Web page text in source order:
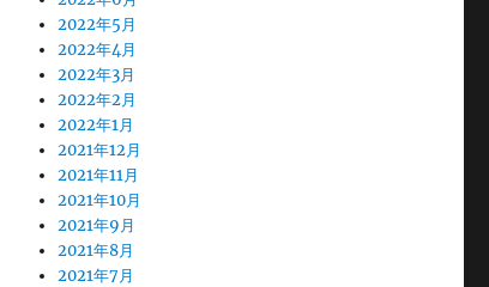
2022年5月
2022年4月
2022年3月
2022年2月
2022年1月
2021年12月
2021年11月
2021年10月
2021年9月
2021年8月
2021年7月